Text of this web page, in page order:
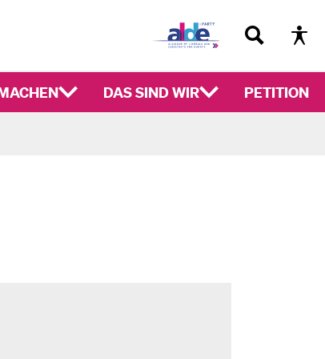
DAS SIND WIR PETITION